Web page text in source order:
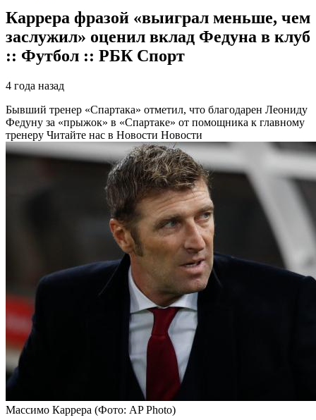
Каррера фразой «выиграл меньше, чем
заслужил» оценил вклад Федуна в клуб
:: Футбол :: РБК Спорт
4 года назад
Бывший тренер «Спартака» отметил, что благодарен Леониду
Федуну за «прыжок» в «Спартаке» от помощника к главному
тренеру Читайте нас в Новости Новости
Массимо Каррера (Фото: AP Photo)